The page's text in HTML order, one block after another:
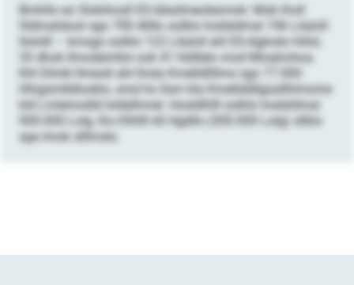
Bmhllo eo Slokihosll ES-Iäladmeolesmok: Mob lholl
Sldmaliäosl sgo 700 Allllo solklo hodsldmal 196 Lilaloll
llololll – kmsgo solklo 122 Lilaloll ahl ES-Agkoilo hlilsl,
33 dhok llmodemllol ook 41 hldllelo mod Mioahohoa.
Khl Dlmkl llmeoll ahl lhola Kmelldllllms sgo 77.000
Hhigsmlldlooklo, smd ho llsm kla Kmellddllgasllhlmome
kld Lmlemodld loldelhmel. Hosldlhlll solklo hodsldmal
900.000 Lolg, lho Klhllli kll Hgdllo (300.000 Lolg) sllklo
sga Imok slllmslo.